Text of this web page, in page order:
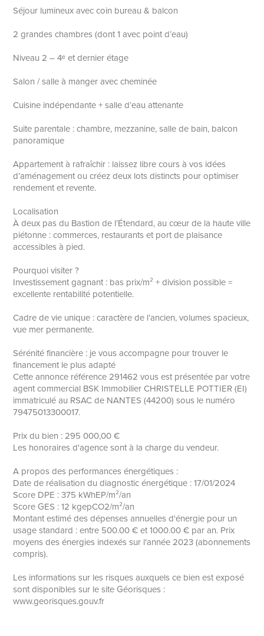
Séjour lumineux avec coin bureau & balcon
2 grandes chambres (dont 1 avec point d’eau)
Niveau 2 – 4ᵉ et dernier étage
Salon / salle à manger avec cheminée
Cuisine indépendante + salle d’eau attenante
Suite parentale : chambre, mezzanine, salle de bain, balcon
panoramique
Appartement à rafraîchir : laissez libre cours à vos idées
d’aménagement ou créez deux lots distincts pour optimiser
rendement et revente.
Localisation
À deux pas du Bastion de l’Étendard, au cœur de la haute ville
piétonne : commerces, restaurants et port de plaisance
accessibles à pied.
Pourquoi visiter ?
Investissement gagnant : bas prix/m² + division possible =
excellente rentabilité potentielle.
Cadre de vie unique : caractère de l’ancien, volumes spacieux,
vue mer permanente.
Sérénité financière : je vous accompagne pour trouver le
financement le plus adapté
Cette annonce référence 291462 vous est présentée par votre
agent commercial BSK Immobilier CHRISTELLE POTTIER (EI)
immatriculé au RSAC de NANTES (44200) sous le numéro
79475013300017.
Prix du bien : 295 000,00 €
Les honoraires d'agence sont à la charge du vendeur.
A propos des performances énergétiques :
Date de réalisation du diagnostic énergétique : 17/01/2024
Score DPE : 375 kWhEP/m²/an
Score GES : 12 kgepCO2/m²/an
Montant estimé des dépenses annuelles d'énergie pour un
usage standard : entre 500.00 € et 1000.00 € par an. Prix
moyens des énergies indexés sur l'année 2023 (abonnements
compris).
Les informations sur les risques auxquels ce bien est exposé
sont disponibles sur le site Géorisques :
www.georisques.gouv.fr